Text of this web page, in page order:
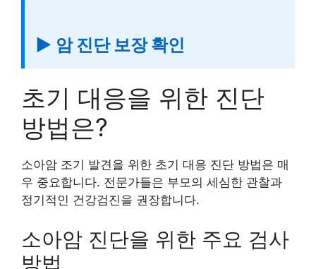
▶ 암 진단 보장 확인
초기 대응을 위한 진단
방법은?
소아암 조기 발견을 위한 초기 대응 진단 방법은 매
우 중요합니다. 전문가들은 부모의 세심한 관찰과
정기적인 건강검진을 권장합니다.
소아암 진단을 위한 주요 검사
방법